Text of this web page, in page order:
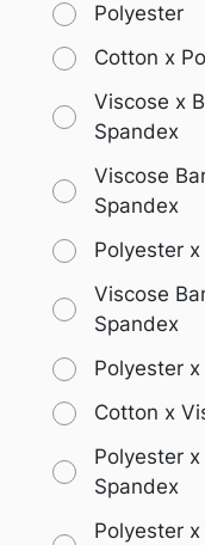
Polyester
Cotton x
Viscose x
Spandex
Viscose
Spandex
Polyester x
Viscose
Spandex
Polyester
Cotton x
Polyester
Spandex
Polyester